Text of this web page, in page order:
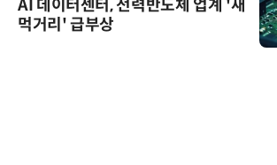
AI 데이터센터, 전력반도체 업계 '새
먹거리' 급부상